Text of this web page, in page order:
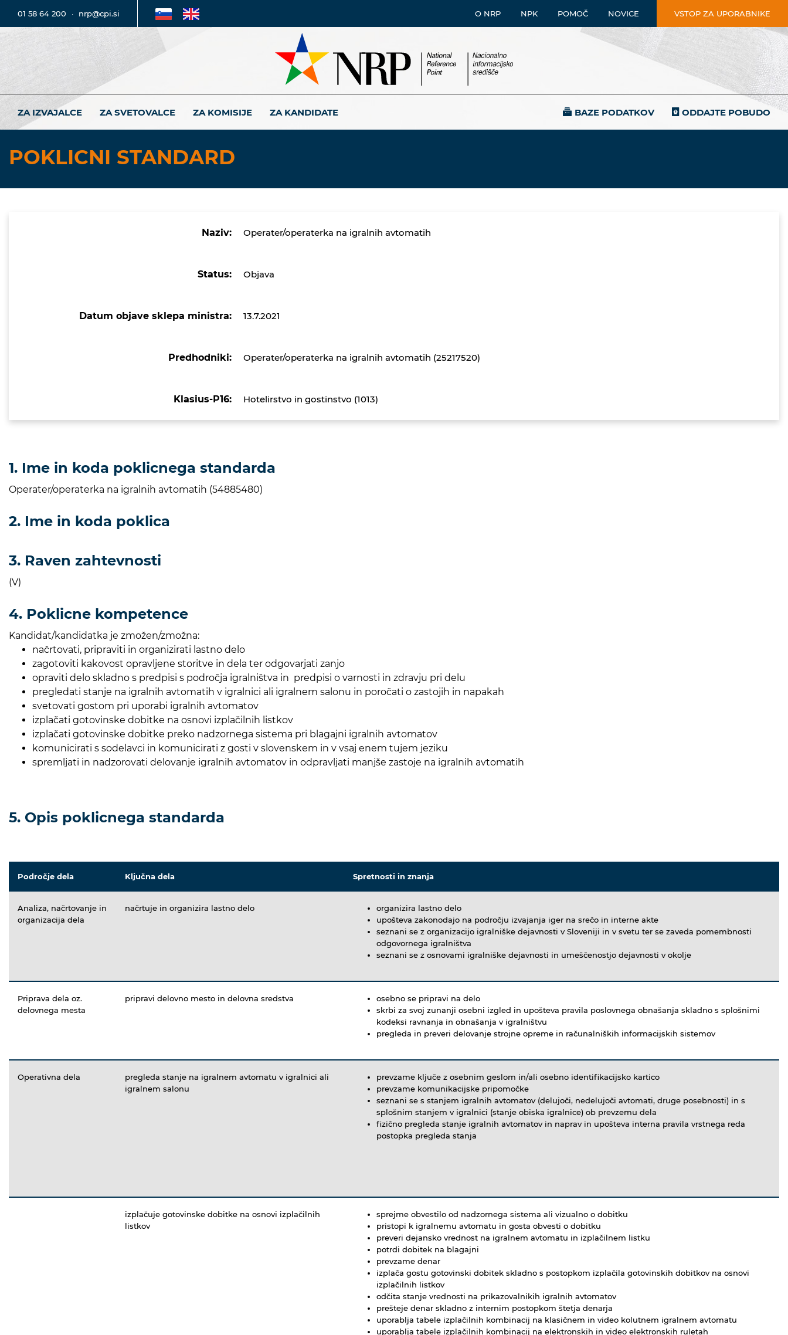
01 58 64 200 · nrp@cpi.si O NRP NPK POMOČ NOVICE VSTOP ZA UPORABNIKE
ZA IZVAJALCE ZA SVETOVALCE ZA KOMISIJE ZA KANDIDATE BAZE PODATKOV ODDAJTE POBUDO
POKLICNI STANDARD
Naziv: Operater/operaterka na igralnih avtomatih
Status: Objava
Datum objave sklepa ministra: 13.7.2021
Predhodniki: Operater/operaterka na igralnih avtomatih (25217520)
Klasius-P16: Hotelirstvo in gostinstvo (1013)
1. Ime in koda poklicnega standarda
Operater/operaterka na igralnih avtomatih (54885480)
2. Ime in koda poklica
3. Raven zahtevnosti
(V)
4. Poklicne kompetence
Kandidat/kandidatka je zmožen/zmožna:
načrtovati, pripraviti in organizirati lastno delo
zagotoviti kakovost opravljene storitve in dela ter odgovarjati zanjo
opraviti delo skladno s predpisi s področja igralništva in predpisi o varnosti in zdravju pri delu
pregledati stanje na igralnih avtomatih v igralnici ali igralnem salonu in poročati o zastojih in napakah
svetovati gostom pri uporabi igralnih avtomatov
izplačati gotovinske dobitke na osnovi izplačilnih listkov
izplačati gotovinske dobitke preko nadzornega sistema pri blagajni igralnih avtomatov
komunicirati s sodelavci in komunicirati z gosti v slovenskem in v vsaj enem tujem jeziku
spremljati in nadzorovati delovanje igralnih avtomatov in odpravljati manjše zastoje na igralnih avtomatih
5. Opis poklicnega standarda
Področje dela Ključna dela Spretnosti in znanja
Analiza, načrtovanje in
organizacija dela
načrtuje in organizira lastno delo
organizira lastno delo
upošteva zakonodajo na področju izvajanja iger na srečo in interne akte
seznani se z organizacijo igralniške dejavnosti v Sloveniji in v svetu ter se zaveda pomembnosti
odgovornega igralništva
seznani se z osnovami igralniške dejavnosti in umeščenostjo dejavnosti v okolje
Priprava dela oz.
delovnega mesta
pripravi delovno mesto in delovna sredstva
osebno se pripravi na delo
skrbi za svoj zunanji osebni izgled in upošteva pravila poslovnega obnašanja skladno s splošnimi
kodeksi ravnanja in obnašanja v igralništvu
pregleda in preveri delovanje strojne opreme in računalniških informacijskih sistemov
Operativna dela
pregleda stanje na igralnem avtomatu v igralnici ali
igralnem salonu
prevzame ključe z osebnim geslom in/ali osebno identifikacijsko kartico
prevzame komunikacijske pripomočke
seznani se s stanjem igralnih avtomatov (delujoči, nedelujoči avtomati, druge posebnosti) in s
splošnim stanjem v igralnici (stanje obiska igralnice) ob prevzemu dela
fizično pregleda stanje igralnih avtomatov in naprav in upošteva interna pravila vrstnega reda
postopka pregleda stanja
izplačuje gotovinske dobitke na osnovi izplačilnih
listkov
sprejme obvestilo od nadzornega sistema ali vizualno o dobitku
pristopi k igralnemu avtomatu in gosta obvesti o dobitku
preveri dejansko vrednost na igralnem avtomatu in izplačilnem listku
potrdi dobitek na blagajni
prevzame denar
izplača gostu gotovinski dobitek skladno s postopkom izplačila gotovinskih dobitkov na osnovi
izplačilnih listkov
odčita stanje vrednosti na prikazovalnikih igralnih avtomatov
prešteje denar skladno z internim postopkom štetja denarja
uporablja tabele izplačilnih kombinacij na klasičnem in video kolutnem igralnem avtomatu
uporablja tabele izplačilnih kombinacij na elektronskih in video elektronskih ruletah